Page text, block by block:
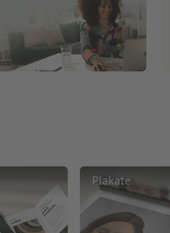
Plakate